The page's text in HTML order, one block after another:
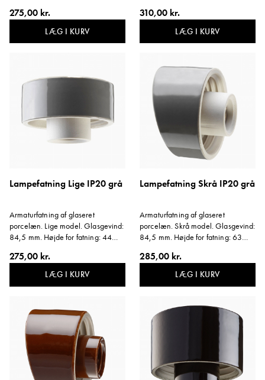
vægmontering 60-66 mm. Passer
også i loftdåse med fastgørelse
275,00 kr.
LÆG I KURV
Svarer til farve NCS S9000-N.
Materiale: Sortglaseret porcelæn.
310,00 kr.
LÆG I KURV
Lampefatning Lige IP20 grå
Armaturfatning af glaseret
porcelæn. Lige model. Glasgevind:
84,5 mm. Højde for fatning: 44
vægmontering 60-66 mm. Passer
også i loftdåse med fastgørelse c/c
275,00 kr.
LÆG I KURV
Lampefatning Skrå IP20 grå
Armaturfatning af glaseret
porcelæn. Skrå model. Glasgevind:
84,5 mm. Højde for fatning: 63
Svarer til farve NCS S 6502-G.
Materiale: Gråglaseret porcelæn.
285,00 kr.
LÆG I KURV